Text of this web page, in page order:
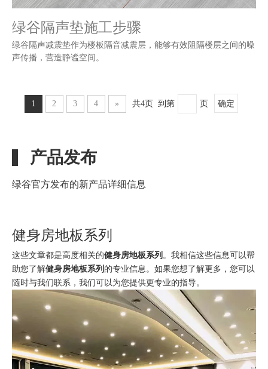
绿谷隔声垫施工步骤
绿谷隔声减震垫作为楼板隔音减震层，能够有效阻隔楼层之间的噪
声传播，营造静谧空间。
1 2 3 4 » 共4页 到第 页 确定
产品发布
绿谷官方发布的新产品详细信息
健身房地板系列
这些文章都是高度相关的健身房地板系列 。我相信这些信息可以帮
助您了解健身房地板系列 的专业信息。如果您想了解更多，您可以
随时与我们联系，我们可以为您提供更专业的指导。